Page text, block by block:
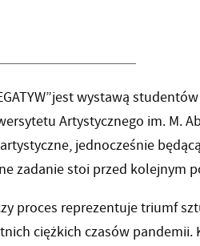
wystawą
Artystycznego im. M.
jednocześnie
zadanie stoi przed kolejnym
proces reprezentuje triumf
ciężkich czasów pandemii.